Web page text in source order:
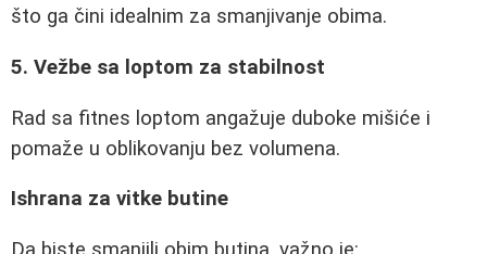
što ga čini idealnim za smanjivanje obima.
5. Vežbe sa loptom za stabilnost
Rad sa fitnes loptom angažuje duboke mišiće i
pomaže u oblikovanju bez volumena.
Ishrana za vitke butine